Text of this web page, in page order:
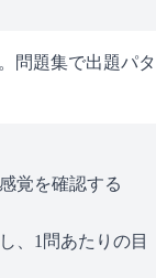
問題集で出題パタ
覚を確認する
、1問あたりの目